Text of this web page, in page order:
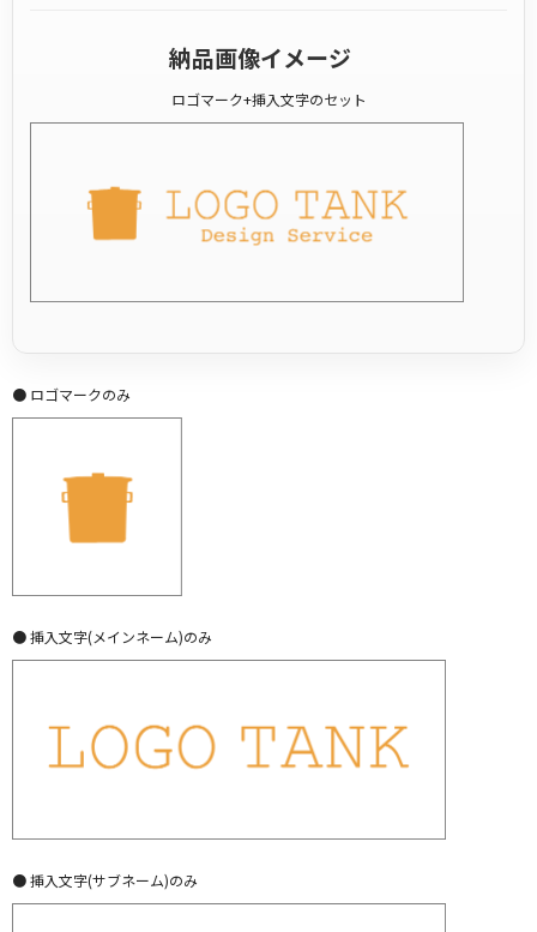
納品画像イメージ
ロゴマーク+挿入文字のセット
● ロゴマークのみ
● 挿入文字(メインネーム)のみ
● 挿入文字(サブネーム)のみ